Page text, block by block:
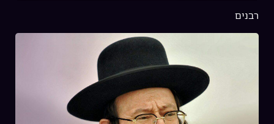
רבנים